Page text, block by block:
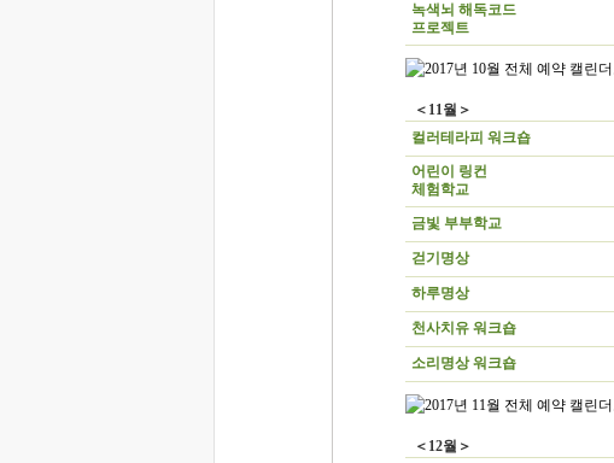
녹색뇌 해독코드
프로젝트
＜11월＞
컬러테라피 워크숍
어린이 링컨
체험학교
금빛 부부학교
걷기명상
하루명상
천사치유 워크숍
소리명상 워크숍
＜12월＞